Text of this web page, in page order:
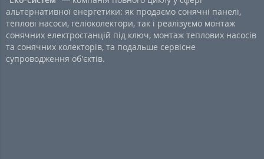
альтернативної енергетики: як продаємо сонячні панелі,
теплові насоси, геліоколектори, так і реалізуємо монтаж
сонячних електростанцій під ключ, монтаж теплових насосів
та сонячних колекторів, та подальше сервісне
супроводження об'єктів.